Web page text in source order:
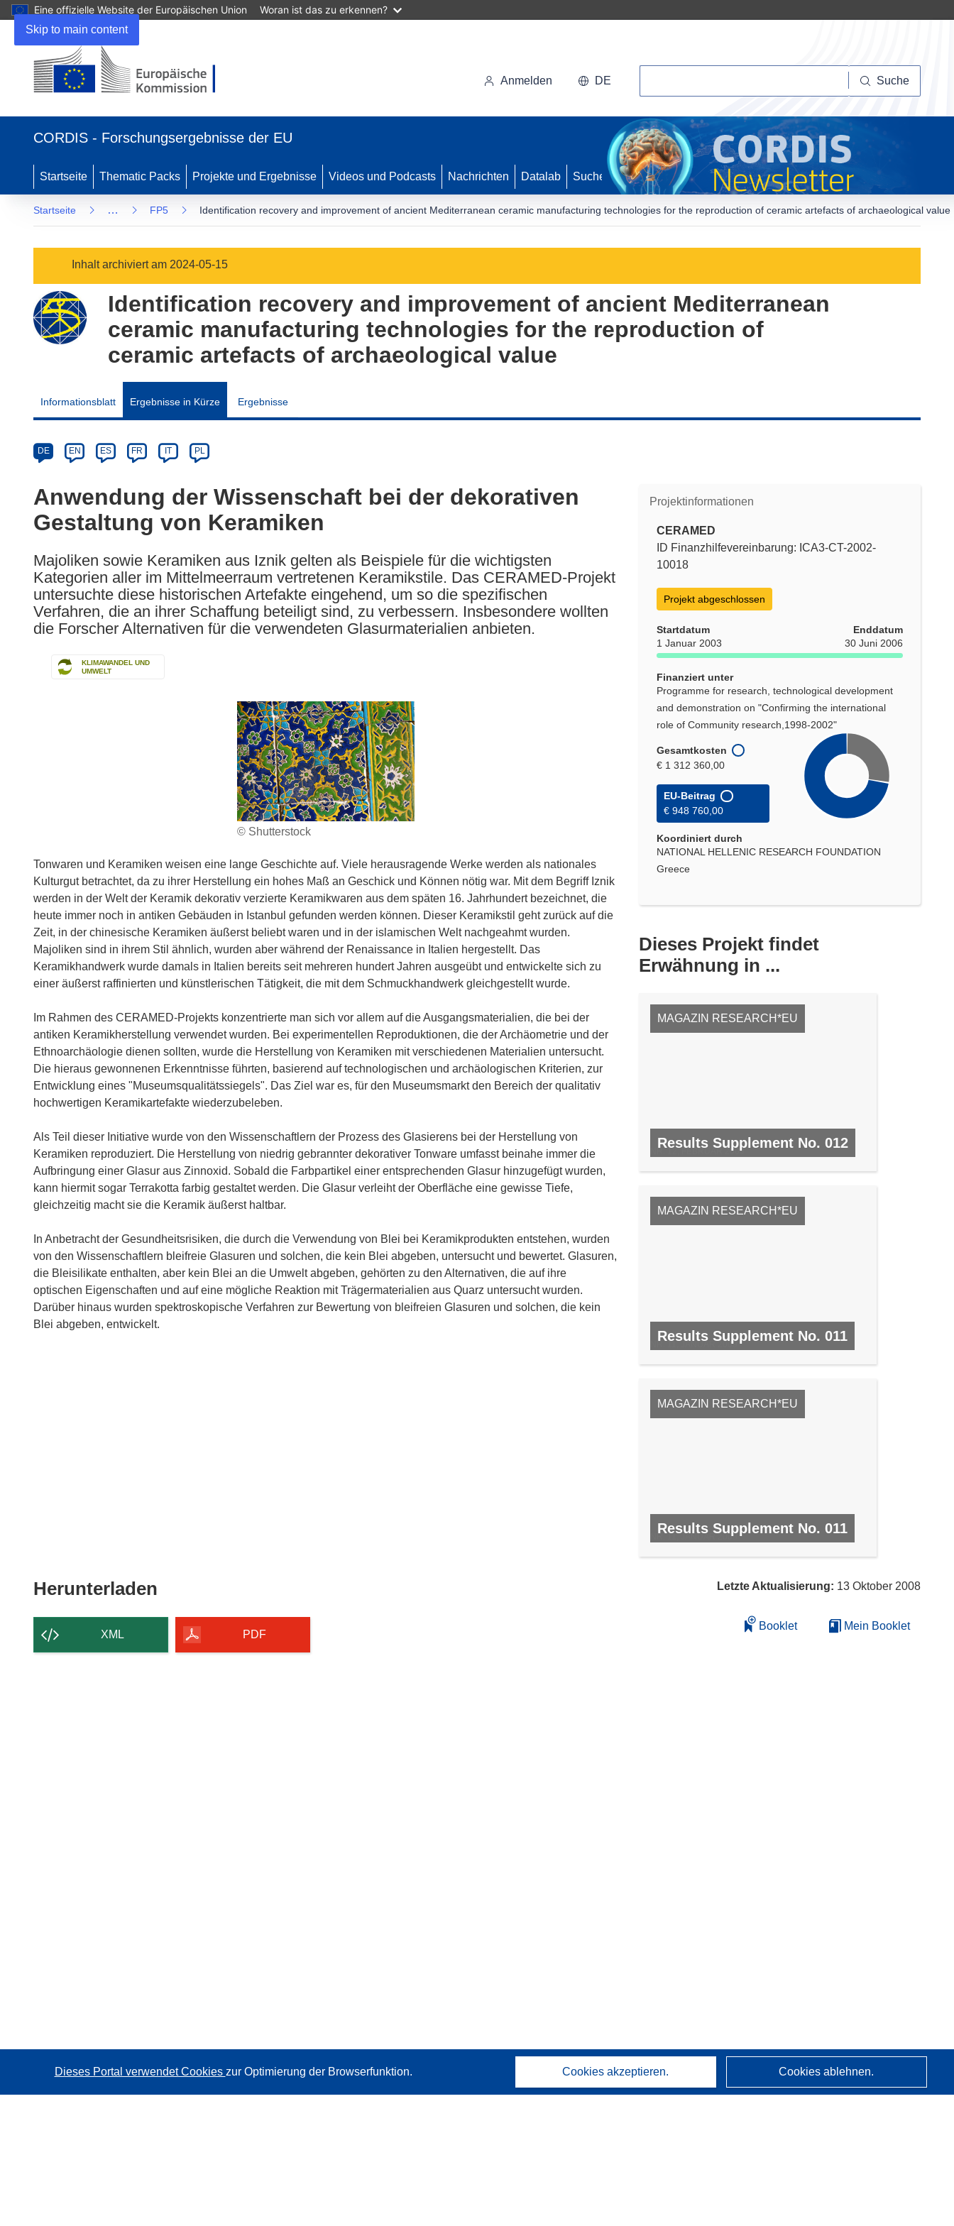
Skip to main content
Eine offizielle Website der Europäischen Union Woran ist das zu erkennen?
neuem
Anmelden DE Suche
CORDIS - Forschungsergebnisse der EU
Startseite Thematic Packs Projekte und Ergebnisse Videos und Podcasts Nachrichten Datalab Suche
Startseite … FP5 Identification recovery and improvement of ancient Mediterranean ceramic manufacturing technologies for the reproduction of ceramic artefacts of archaeological value
Inhalt archiviert am 2024-05-15
Identification recovery and improvement of ancient Mediterranean
ceramic manufacturing technologies for the reproduction of
ceramic artefacts of archaeological value
Informationsblatt Ergebnisse in Kürze Ergebnisse
Category
Article
available
the
following
languages:
DE EN ES FR IT PL
Anwendung der Wissenschaft bei der dekorativen
Gestaltung von Keramiken
Majoliken sowie Keramiken aus Iznik gelten als Beispiele für die wichtigsten
Kategorien aller im Mittelmeerraum vertretenen Keramikstile. Das CERAMED-Projekt
untersuchte diese historischen Artefakte eingehend, um so die spezifischen
Verfahren, die an ihrer Schaffung beteiligt sind, zu verbessern. Insbesondere wollten
die Forscher Alternativen für die verwendeten Glasurmaterialien anbieten.
KLIMAWANDEL UND
UMWELT
© Shutterstock
Tonwaren und Keramiken weisen eine lange Geschichte auf. Viele herausragende Werke werden als nationales
Kulturgut betrachtet, da zu ihrer Herstellung ein hohes Maß an Geschick und Können nötig war. Mit dem Begriff Iznik
werden in der Welt der Keramik dekorativ verzierte Keramikwaren aus dem späten 16. Jahrhundert bezeichnet, die
heute immer noch in antiken Gebäuden in Istanbul gefunden werden können. Dieser Keramikstil geht zurück auf die
Zeit, in der chinesische Keramiken äußerst beliebt waren und in der islamischen Welt nachgeahmt wurden.
Majoliken sind in ihrem Stil ähnlich, wurden aber während der Renaissance in Italien hergestellt. Das
Keramikhandwerk wurde damals in Italien bereits seit mehreren hundert Jahren ausgeübt und entwickelte sich zu
einer äußerst raffinierten und künstlerischen Tätigkeit, die mit dem Schmuckhandwerk gleichgestellt wurde.
Im Rahmen des CERAMED-Projekts konzentrierte man sich vor allem auf die Ausgangsmaterialien, die bei der
antiken Keramikherstellung verwendet wurden. Bei experimentellen Reproduktionen, die der Archäometrie und der
Ethnoarchäologie dienen sollten, wurde die Herstellung von Keramiken mit verschiedenen Materialien untersucht.
Die hieraus gewonnenen Erkenntnisse führten, basierend auf technologischen und archäologischen Kriterien, zur
Entwicklung eines "Museumsqualitätssiegels". Das Ziel war es, für den Museumsmarkt den Bereich der qualitativ
hochwertigen Keramikartefakte wiederzubeleben.
Als Teil dieser Initiative wurde von den Wissenschaftlern der Prozess des Glasierens bei der Herstellung von
Keramiken reproduziert. Die Herstellung von niedrig gebrannter dekorativer Tonware umfasst beinahe immer die
Aufbringung einer Glasur aus Zinnoxid. Sobald die Farbpartikel einer entsprechenden Glasur hinzugefügt wurden,
kann hiermit sogar Terrakotta farbig gestaltet werden. Die Glasur verleiht der Oberfläche eine gewisse Tiefe,
gleichzeitig macht sie die Keramik äußerst haltbar.
In Anbetracht der Gesundheitsrisiken, die durch die Verwendung von Blei bei Keramikprodukten entstehen, wurden
von den Wissenschaftlern bleifreie Glasuren und solchen, die kein Blei abgeben, untersucht und bewertet. Glasuren,
die Bleisilikate enthalten, aber kein Blei an die Umwelt abgeben, gehörten zu den Alternativen, die auf ihre
optischen Eigenschaften und auf eine mögliche Reaktion mit Trägermaterialien aus Quarz untersucht wurden.
Darüber hinaus wurden spektroskopische Verfahren zur Bewertung von bleifreien Glasuren und solchen, die kein
Blei abgeben, entwickelt.
Projektinformationen
CERAMED
ID Finanzhilfevereinbarung: ICA3-CT-2002-
10018
Projekt abgeschlossen
Startdatum
1 Januar 2003
Enddatum
30 Juni 2006
Finanziert unter
Programme for research, technological development
and demonstration on "Confirming the international
role of Community research,1998-2002"
Gesamtkosten
€ 1 312 360,00
EU-Beitrag
€ 948 760,00
Koordiniert durch
NATIONAL HELLENIC RESEARCH FOUNDATION
Greece
Dieses Projekt findet
Erwähnung in ...
MAGAZIN RESEARCH*EU
Results Supplement No. 012
NR. 12, FEBRUAR 2009
MAGAZIN RESEARCH*EU
Results Supplement No. 011
NR. 11, JANUAR 2009
MAGAZIN RESEARCH*EU
Results Supplement No. 011
NR. 11, JANUAR 2009
Herunterladen
Seite
XML PDF
Letzte Aktualisierung: 13 Oktober 2008
Booklet Mein Booklet
Dieses Portal verwendet Cookies zur Optimierung der Browserfunktion. Cookies akzeptieren. Cookies ablehnen.